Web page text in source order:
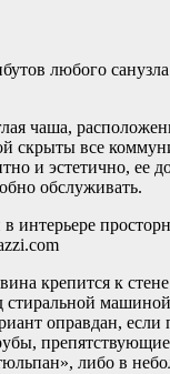
любого
чаша,
скрыты все
и эстетично, ее
обслуживать.
интерьере
крепится к
стиральной
оправдан,
препятствующие
либо в